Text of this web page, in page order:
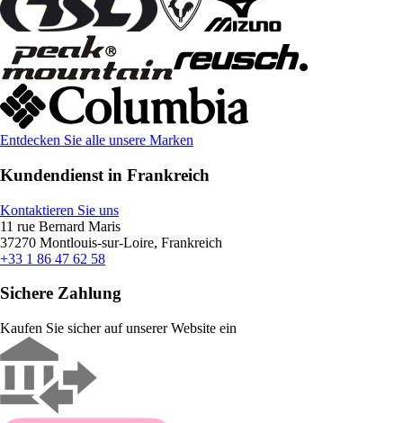
Entdecken Sie alle unsere Marken
Kundendienst in Frankreich
Kontaktieren Sie uns
11 rue Bernard Maris
37270 Montlouis-sur-Loire, Frankreich
+33 1 86 47 62 58
Sichere Zahlung
Kaufen Sie sicher auf unserer Website ein